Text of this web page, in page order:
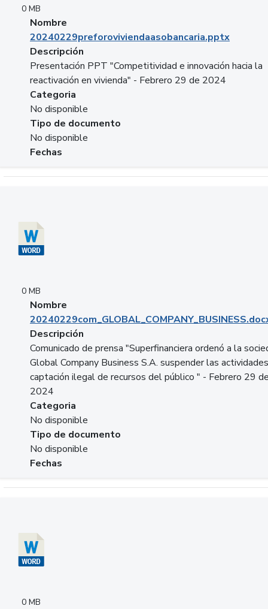
0 MB
Nombre
20240229preforoviviendaasobancaria.pptx
Descripción
Presentación PPT "Competitividad e innovación hacia la
reactivación en vivienda" - Febrero 29 de 2024
Categoria
No disponible
Tipo de documento
No disponible
Fechas
0 MB
Nombre
Descripción
Comunicado de prensa "Superfinanciera ordenó a la
Global Company Business S.A. suspender las
captación ilegal de recursos del público " - Febrero 29
2024
Categoria
No disponible
Tipo de documento
No disponible
Fechas
0 MB